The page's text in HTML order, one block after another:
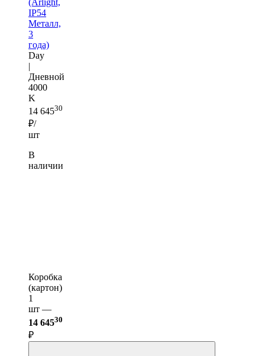
IP54
Металл,
3
года)
Day
|
Дневной
4000
K
14 64530
₽/
шт
В
наличии
Коробка
(картон)
1
шт —
14 64530
₽